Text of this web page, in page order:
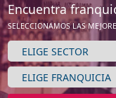
Encuentra
SELECCIONAMOS LAS